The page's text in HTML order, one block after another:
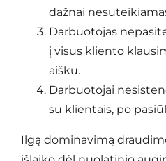
dažnai
Darbuotojas
į visus kliento
aišku.
Darbuotojai
su klientais, po
Ilgą dominavimą